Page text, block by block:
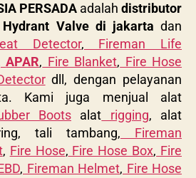
PERSADA adalah distributor
Valve di jakarta dan
Detector, Fireman Life
APAR, Fire Blanket, Fire Hose
dll, dengan pelayanan
Kami juga menjual alat
Boots alat rigging, alat
tali tambang, Fireman
, Fire Hose, Fire Hose Box, Fire
, Fireman Helmet, Fire Hose